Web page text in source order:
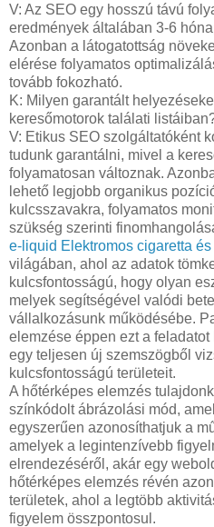
V: Az SEO egy hosszú távú
eredmények általában 3-6
Azonban a látogatottság
elérése folyamatos
tovább fokozható.
K: Milyen garantált
keresőmotorok találati
V: Etikus SEO szolgáltatóként
tudunk garantálni, mivel a
folyamatosan változnak.
lehető legjobb organikus
kulcsszavakra, folyamatos
szükség szerinti
e-liquid Elektromos cigaretta
világában, ahol az adatok
kulcsfontosságú, hogy olyan
melyek segítségével valódi
vállalkozásunk működésébe.
elemzése éppen ezt a
egy teljesen új szemszögből
kulcsfontosságú területeit.
A hőtérképes elemzés
színkódolt ábrázolási mód,
egyszerűen azonosíthatjuk a
amelyek a legintenzívebb
elrendezéséről, akár egy
hőtérképes elemzés révén
területek, ahol a legtöbb
figyelem összpontosul.